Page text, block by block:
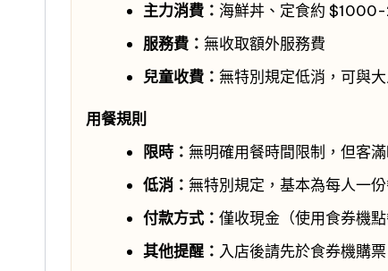
主力消費： 海鮮丼、定食約
服務費： 無收取額外服務費
兒童收費： 無特別規定低消，可與
用餐規則
限時： 無明確用餐時間限制，但客
低消： 無特別規定，基本為每人一
付款方式： 僅收現金（使用食券機點
其他提醒： 入店後請先於食券機購